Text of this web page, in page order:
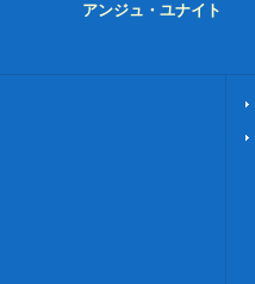
アンジュ・ユナイト